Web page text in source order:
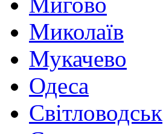
Миколаїв
Мукачево
Одеса
Світловодськ